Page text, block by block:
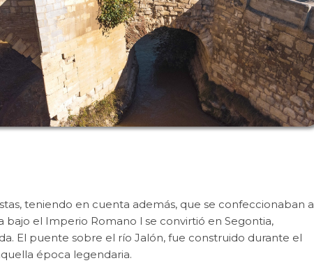
teniendo en cuenta además, que se confeccionaban a
bajo el Imperio Romano l se convirtió en Segontia,
El puente sobre el río Jalón, fue construido durante el
época legendaria.